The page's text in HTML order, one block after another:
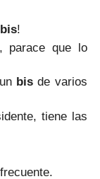
bis!
parace que lo
bisde varios
tiene las